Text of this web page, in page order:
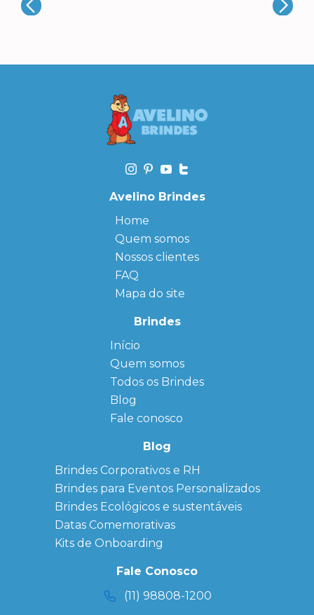
Avelino Brindes
Home
Quem somos
Nossos clientes
FAQ
Mapa do site
Brindes
Início
Quem somos
← Back
FAQ
Sitemap
Todos os Brindes
← Back
Agendas
Personalizadas
Personalizado
personalizados
Brindes
Corporativos
Copos Térmicos
Personalizados
Datas Especiais
Ecobag
Personalizada
Kits
Blog
Fale conosco
Blog
Brindes Corporativos e RH
Brindes para Eventos Personalizados
Brindes Ecológicos e sustentáveis
Datas Comemorativas
Kits de Onboarding
Fale Conosco
(11) 98808-1200